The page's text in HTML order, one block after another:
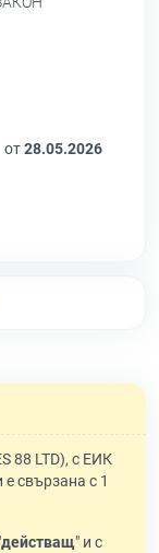
от28.05.2026
88 LTD), с ЕИК
е свързана с 1
действащ" и с